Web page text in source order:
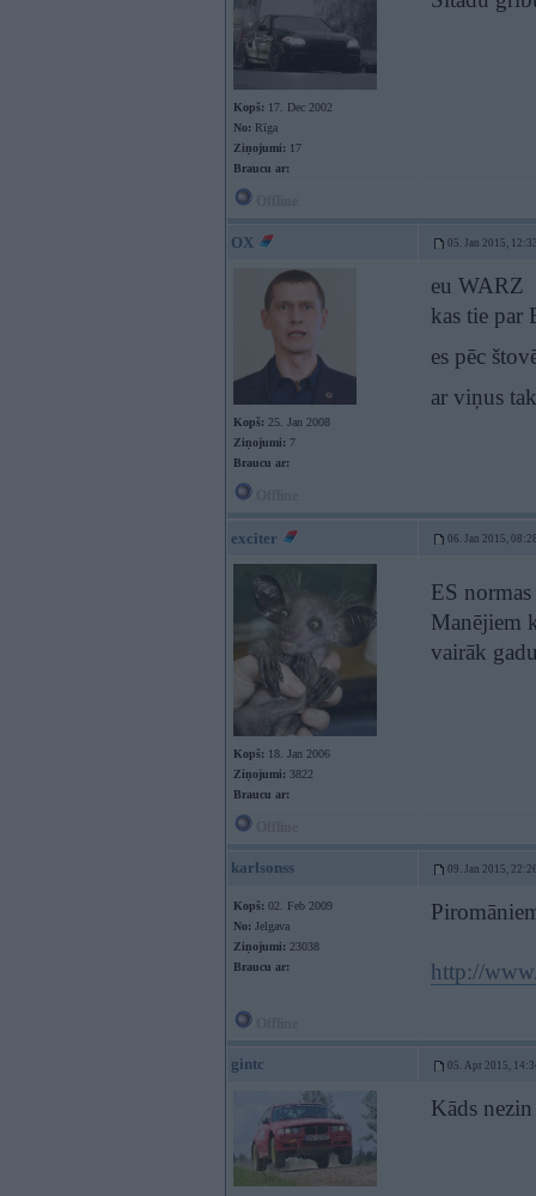
Kopš: 17. Dec 2002
No: Rīga
Ziņojumi: 17
Braucu ar:
OX 05. Jan 2015,
Kopš: 25. Jan 2008
Ziņojumi: 7
Braucu ar:
eu WARZ
kas tie par
es pēc
ar viņus
exciter 06. Jan 2015,
Kopš: 18. Jan 2006
Ziņojumi: 3822
Braucu ar:
ES
Manējiem
vairāk
karlsonss 09. Jan 2015,
Kopš: 02. Feb 2009
No: Jelgava
Ziņojumi: 23038
Braucu ar:
http://
gintc 05. Apr 2015,
Kāds